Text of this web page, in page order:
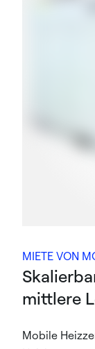
MIETE VON
mittlere
Mobile